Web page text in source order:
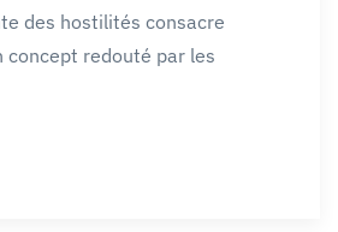
des hostilités consacre
concept redouté par les